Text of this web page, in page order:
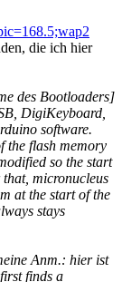
die ich hier
des Bootloaders]
DigiKeyboard,
software.
the flash memory
so the start
micronucleus
at the start of the
stays
Anm.: hier ist
finds a